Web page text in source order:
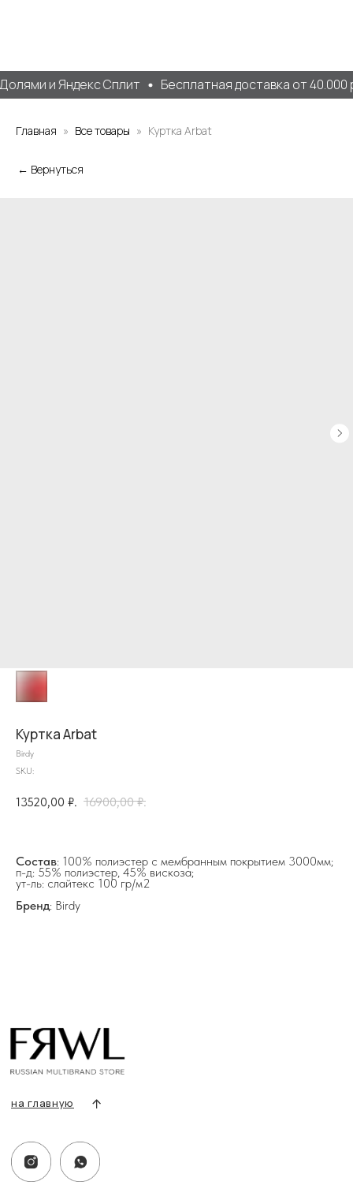
и Яндекс Сплит Бесплатная доставка от 40.000
Главная Все товары Куртка Arbat
← Вернуться
Куртка Arbat
Birdy
SKU:
13520,00 ₽. 16900,00 ₽.
Состав: 100% полиэстер с мембранным покрытием 3000мм;
п-д: 55% полиэстер, 45% вискоза;
ут-ль: слайтекс 100 гр/м2
Бренд: Birdy
Условия возврата/обмена
Оплата и доставка
Контакты, реквизиты
Адрес:
г. Казань, ул. Проспект Победы, 141 ТЦ МЕГА
ПН-ВС с 10:00 до 22:00
info@frwl.store
+7 919 690-30-30